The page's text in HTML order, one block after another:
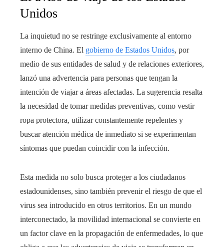
Unidos
La inquietud no se restringe exclusivamente al entorno
interno de China. El gobierno de Estados Unidos, por
medio de sus entidades de salud y de relaciones exteriores,
lanzó una advertencia para personas que tengan la
intención de viajar a áreas afectadas. La sugerencia resalta
la necesidad de tomar medidas preventivas, como vestir
ropa protectora, utilizar constantemente repelentes y
buscar atención médica de inmediato si se experimentan
síntomas que puedan coincidir con la infección.
Esta medida no solo busca proteger a los ciudadanos
estadounidenses, sino también prevenir el riesgo de que el
virus sea introducido en otros territorios. En un mundo
interconectado, la movilidad internacional se convierte en
un factor clave en la propagación de enfermedades, lo que